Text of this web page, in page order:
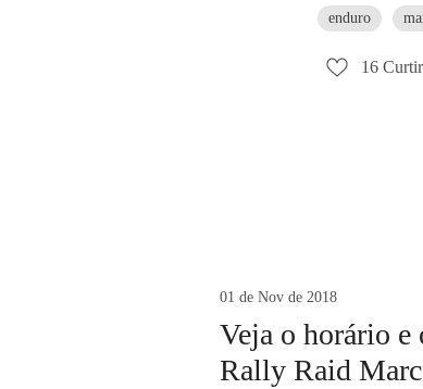
enduro
16 Curtir
01 de Nov de 2018
Veja o horário e
Rally Raid